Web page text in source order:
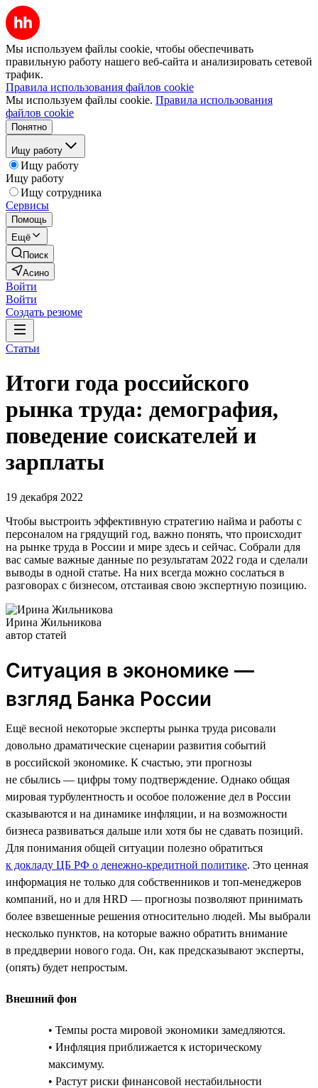
Мы используем файлы cookie, чтобы обеспечивать
правильную работу нашего веб-сайта и анализировать сетевой
трафик.
Правила использования файлов cookie
Мы используем файлы cookie. Правила использования
файлов cookie
Понятно
Ищу работу
Ищу работу
Ищу работу
Ищу сотрудника
Сервисы
Помощь
Ещё
Поиск
Асино
Войти
Войти
Создать резюме
Статьи
Итоги года российского
рынка труда: демография,
поведение соискателей и
зарплаты
19 декабря 2022
Чтобы выстроить эффективную стратегию найма и работы с
персоналом на грядущий год, важно понять, что происходит
на рынке труда в России и мире здесь и сейчас. Собрали для
вас самые важные данные по результатам 2022 года и сделали
выводы в одной статье. На них всегда можно сослаться в
разговорах с бизнесом, отстаивая свою экспертную позицию.
Ирина Жильникова
автор статей
Ситуация в экономике —
взгляд Банка России
Ещё весной некоторые эксперты рынка труда рисовали
довольно драматические сценарии развития событий
в российской экономике. К счастью, эти прогнозы
не сбылись — цифры тому подтверждение. Однако общая
мировая турбулентность и особое положение дел в России
сказываются и на динамике инфляции, и на возможности
бизнеса развиваться дальше или хотя бы не сдавать позиций.
Для понимания общей ситуации полезно обратиться
к докладу ЦБ РФ о денежно-кредитной политике. Это ценная
информация не только для собственников и топ-менеджеров
компаний, но и для HRD — прогнозы позволяют принимать
более взвешенные решения относительно людей. Мы выбрали
несколько пунктов, на которые важно обратить внимание
в преддверии нового года. Он, как предсказывают эксперты,
(опять) будет непростым.
Внешний фон
• Темпы роста мировой экономики замедляются.
• Инфляция приближается к историческому
максимуму.
• Растут риски финансовой нестабильности